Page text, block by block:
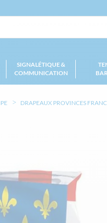
SIGNALÉTIQUE &
COMMUNICATION
DRAPEAUX PROVINCES